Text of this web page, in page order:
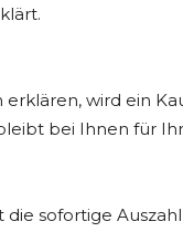
wird ein
bei Ihnen für
sofortige